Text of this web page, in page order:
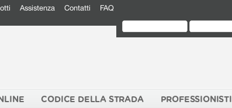
Assistenza Contatti FAQ
CODICE DELLA STRADA PROFESSIONISTI